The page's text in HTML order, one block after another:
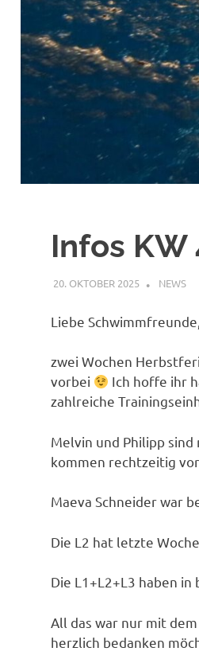
Infos KW
20. OKTOBER 2025 FABIAN
NEWS
Liebe Schwimmfreunde,
zwei Wochen
vorbei
Ich hoffe ihr
zahlreiche
Melvin und Philipp
kommen rechtzeitig
Maeva Schneider war
Die L2 hat letzte
Die L1+L2+L3 haben
All das war nur mit
herzlich bedanken